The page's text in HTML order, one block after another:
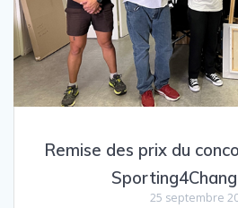
Remise des prix du
25 septembre